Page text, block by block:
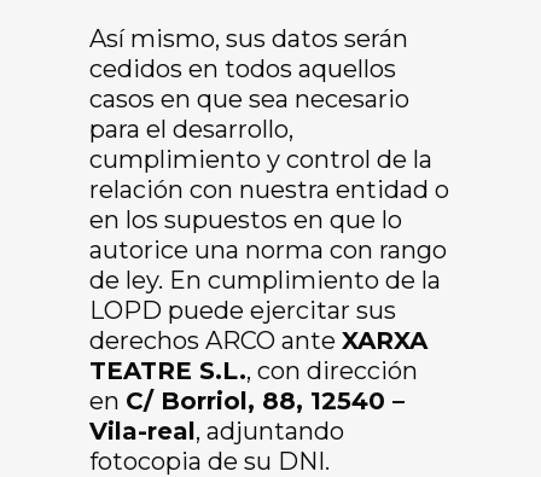
Así mismo, sus datos serán
cedidos en todos aquellos
casos en que sea necesario
para el desarrollo,
cumplimiento y control de la
relación con nuestra entidad o
en los supuestos en que lo
autorice una norma con rango
de ley. En cumplimiento de la
LOPD puede ejercitar sus
derechos ARCO ante XARXA
TEATRE S.L., con dirección
en C/ Borriol, 88, 12540 –
Vila-real, adjuntando
fotocopia de su DNI.